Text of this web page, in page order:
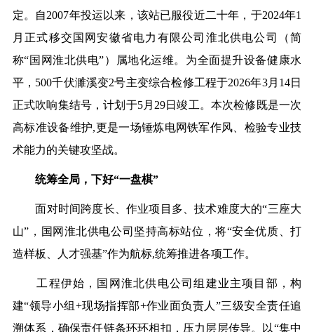
定。自2007年投运以来，该站已服役近二十年，于2024年1
月正式移交国网安徽省电力有限公司淮北供电公司（简
称“国网淮北供电”）属地化运维。为全面提升设备健康水
平，500千伏濉溪变2号主变综合检修工程于2026年3月14日
正式吹响集结号，计划于5月29日竣工。本次检修既是一次
高标准设备维护,更是一场锤炼电网铁军作风、检验专业技
术能力的关键攻坚战。
统筹全局，下好“一盘棋”
面对时间跨度长、作业项目多、技术难度大的“三座大
山”，国网淮北供电公司坚持高标站位，将“安全优质、打
造样板、人才强基”作为航标,统筹推进各项工作。
工程伊始，国网淮北供电公司组建业主项目部，构
建“领导小组+现场指挥部+作业面负责人”三级安全责任追
溯体系，确保责任链条环环相扣，压力层层传导。以“集中